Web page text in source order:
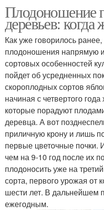
Плодоношение
деревьев:
Как уже говорилось
плодоношения напрямую
сортовых особенностей
пойдет об усредненных
скороплодных сортов
начиная с четвертого
которые порадуют
деревца. А вот
приличную крону и лишь
первые цветочные почки.
чем на 9-10 год после их
плодоносить уже на
сорта, первого урожая от
шести лет. В дальнейшем
ежегодным.